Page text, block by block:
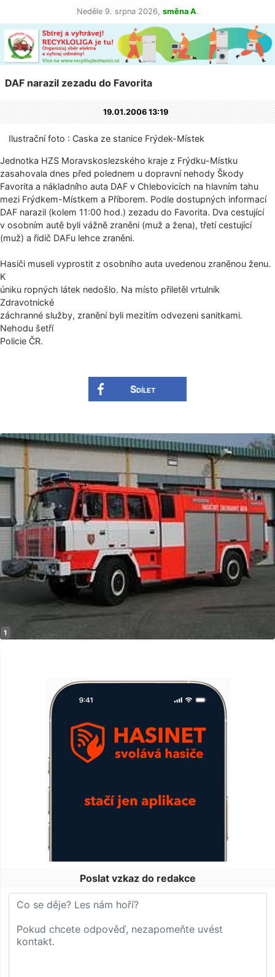
Neděle 9. srpna 2026, směna A.
DAF narazil zezadu do Favorita
19.01.2006 13:19
Ilustrační foto : Caska ze stanice Frýdek-Místek
Jednotka HZS Moravskoslezského kraje z Frýdku-Místku
zasahovala dnes před polednem u dopravní nehody Škody
Favorita a nákladního auta DAF v Chlebovicích na hlavním tahu
mezi Frýdkem-Místkem a Příborem. Podle dostupných informací
DAF narazil (kolem 11:00 hod.) zezadu do Favorita. Dva cestující
v osobním autě byli vážně zraněni (muž a žena), třetí cestující
(muž) a řidič DAFu lehce zraněni.
Hasiči museli vyprostit z osobního auta uvedenou zraněnou ženu.
K
úniku ropných látek nedošlo. Na místo přiletěl vrtulník
Zdravotnické
záchranné služby, zranění byli mezitím odvezeni sanitkami.
Nehodu šetří
Policie ČR.
Sdílet
Poslat vzkaz do redakce